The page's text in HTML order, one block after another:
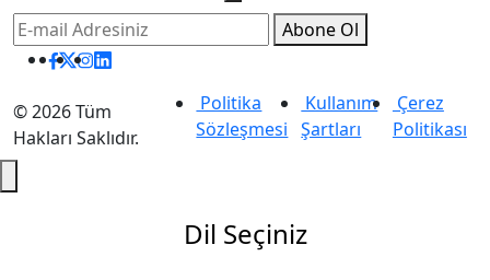
Abone Ol
Facebook
Twitter
Instagram
Linkedin
©2026 Tüm
Hakları Saklıdır.
Politika
Sözleşmesi
Kullanım
Şartları
Çerez
Politikası
Dil Seçiniz